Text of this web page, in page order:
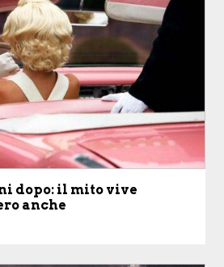
dopo: il mito vive
anche